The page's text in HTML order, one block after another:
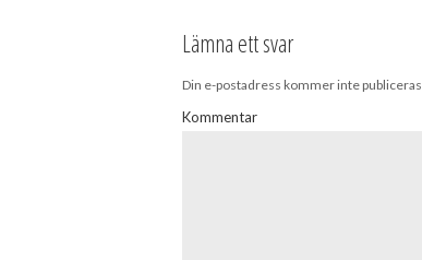
Lämna ett svar
Din e-postadress kommer inte publiceras.
Kommentar